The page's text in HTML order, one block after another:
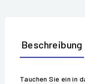
Beschreibung
Tauchen Sie ein in